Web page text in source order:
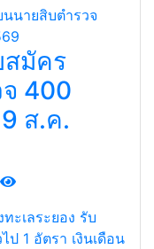
วพ. 4) รับ
าน
งินเดือน
10 - 17